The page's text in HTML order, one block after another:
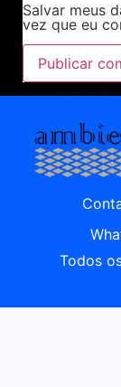
Salvar meus
vez que eu
Todos